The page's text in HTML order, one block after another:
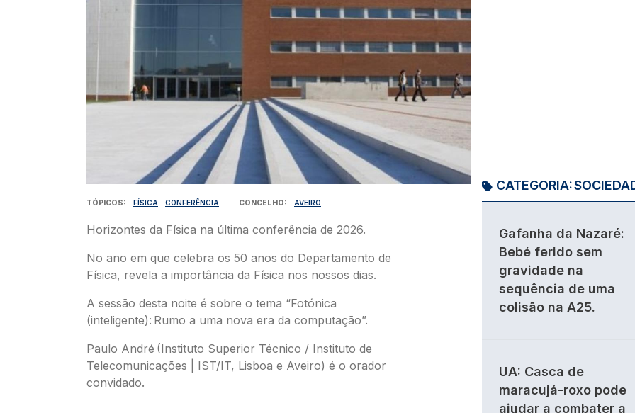
TÓPICOS FÍSICA CONFERÊNCIA CONCELHO AVEIRO
Horizontes da Física na última conferência de 2026.
No ano em que celebra os 50 anos do Departamento de
Física, revela a importância da Física nos nossos dias.
A sessão desta noite é sobre o tema “Fotónica
(inteligente): Rumo a uma nova era da computação”.
Paulo André (Instituto Superior Técnico / Instituto de
Telecomunicações | IST/IT, Lisboa e Aveiro) é o orador
convidado.
CATEGORIA:
Gafanha da Nazaré:
Bebé ferido sem
gravidade na
sequência de uma
colisão na A25.
UA: Casca de
maracujá-roxo pode
ajudar a combater a